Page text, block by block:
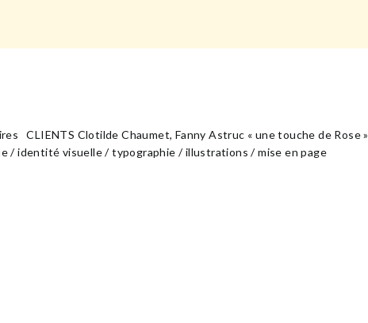
CLIENTS Clotilde Chaumet, Fanny Astruc « une touche de Rose »
/ identité visuelle / typographie / illustrations / mise en page